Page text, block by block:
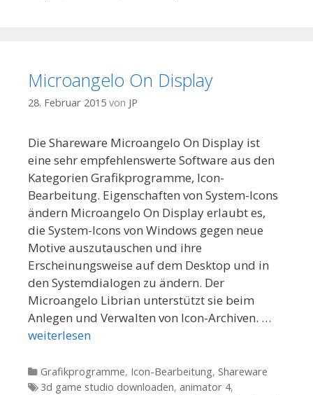
Microangelo On Display
28. Februar 2015 von JP
Die Shareware Microangelo On Display ist
eine sehr empfehlenswerte Software aus den
Kategorien Grafikprogramme, Icon-
Bearbeitung. Eigenschaften von System-Icons
ändern Microangelo On Display erlaubt es,
die System-Icons von Windows gegen neue
Motive auszutauschen und ihre
Erscheinungsweise auf dem Desktop und in
den Systemdialogen zu ändern. Der
Microangelo Librian unterstützt sie beim
Anlegen und Verwalten von Icon-Archiven. …
weiterlesen
Kategorien
Grafikprogramme, Icon-Bearbeitung, Shareware
Tags
3d game studio downloaden, animator 4,